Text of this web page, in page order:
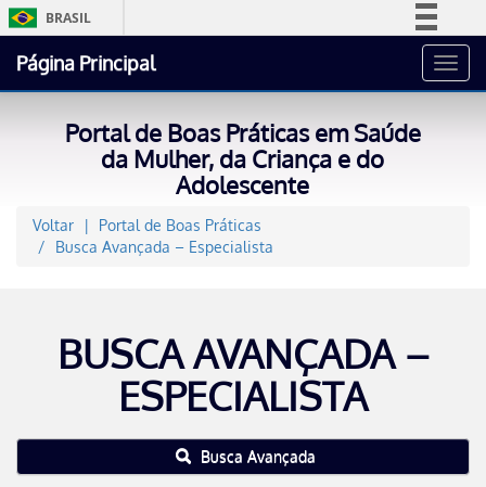
BRASIL
Acesso à informação
Página Principal
Portal de Boas Práticas em Saúde
da Mulher, da Criança e do
Adolescente
Voltar
Portal de Boas Práticas
Busca Avançada – Especialista
BUSCA AVANÇADA –
ESPECIALISTA
Busca Avançada